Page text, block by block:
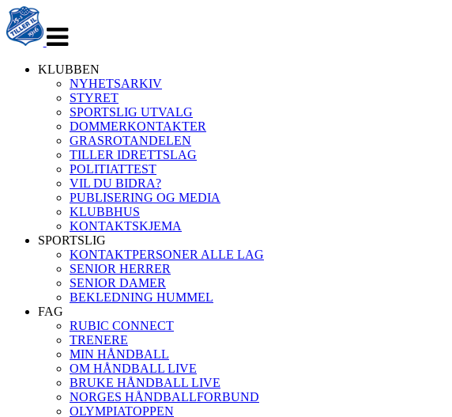
navigasjon
KLUBBEN
NYHETSARKIV
STYRET
SPORTSLIG UTVALG
DOMMERKONTAKTER
GRASROTANDELEN
TILLER IDRETTSLAG
POLITIATTEST
VIL DU BIDRA?
PUBLISERING OG MEDIA
KLUBBHUS
KONTAKTSKJEMA
SPORTSLIG
KONTAKTPERSONER ALLE LAG
SENIOR HERRER
SENIOR DAMER
BEKLEDNING HUMMEL
FAG
RUBIC CONNECT
TRENERE
MIN HÅNDBALL
OM HÅNDBALL LIVE
BRUKE HÅNDBALL LIVE
NORGES HÅNDBALLFORBUND
OLYMPIATOPPEN